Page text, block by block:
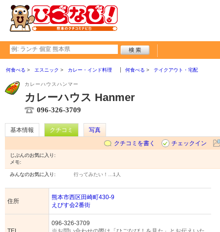
何食べる エスニック カレー・インド料理 何食べる テイクアウト・宅配
カレーハウスハンマー
カレーハウス Hanmer
096-326-3709
基本情報 クチコミ
写真
クチコミを書く
チェックイン
じぶんのお気に入り:
メモ:
みんなのお気に入り: 行ってみたい！… 1人
住所
熊本市西区田崎町430-9
えびす会2番街
096-326-3709